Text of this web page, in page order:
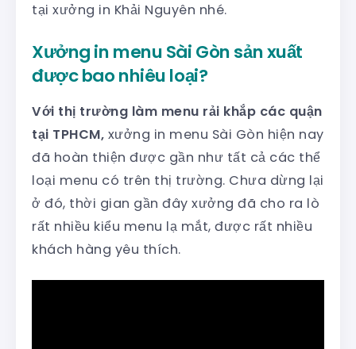
tại xưởng in Khải Nguyên nhé.
Xưởng in menu Sài Gòn sản xuất
được bao nhiêu loại?
Với thị trường làm menu rải khắp các quận
tại TPHCM, xưởng in menu Sài Gòn hiện nay
đã hoàn thiện được gần như tất cả các thể
loại menu có trên thị trường. Chưa dừng lại
ở đó, thời gian gần đây xưởng đã cho ra lò
rất nhiều kiểu menu lạ mắt, được rất nhiều
khách hàng yêu thích.